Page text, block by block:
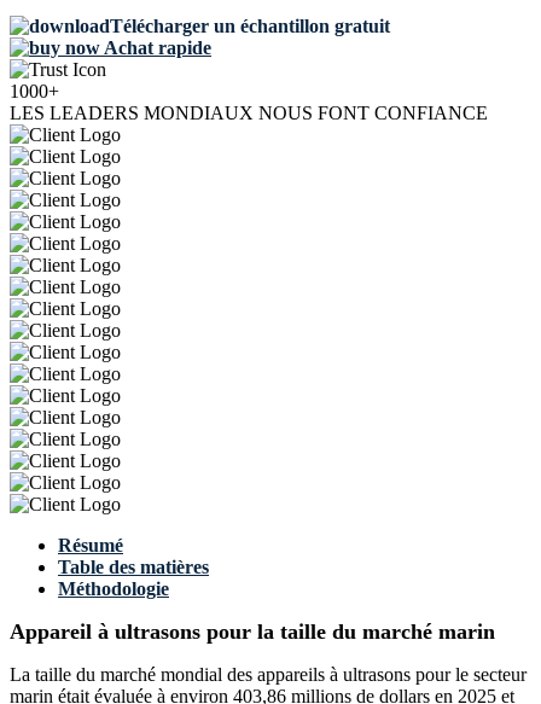
Télécharger un échantillon gratuit
Achat rapide
1000+
LES LEADERS MONDIAUX NOUS FONT CONFIANCE
Résumé
Table des matières
Méthodologie
Appareil à ultrasons pour la taille du marché marin
La taille du marché mondial des appareils à ultrasons pour le secteur
marin était évaluée à environ 403,86 millions de dollars en 2025 et